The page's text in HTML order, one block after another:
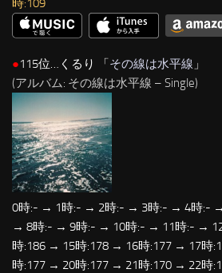
時:109
●115位…くるり 「その線は水平線 」
(アルバム: その線は水平線 – Single)
0時:- → 1時:- → 2時:- → 3時:- → 4時:-
→ 8時:- → 9時:- → 10時:- → 11時:- →
時:186 → 15時:178 → 16時:177 → 17時
時:177 → 20時:177 → 21時:170 → 22時